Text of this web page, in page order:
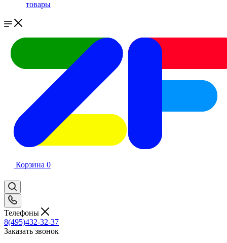
товары
Корзина 0
Телефоны
8(495)432-32-37
Заказать звонок